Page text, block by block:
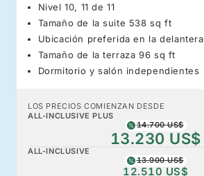
Nivel 10, 11 de 11
Tamaño de la suite 538 sq ft
Ubicación preferida en la delantera
Tamaño de la terraza 96 sq ft
Dormitorio y salón independientes
LOS PRECIOS COMIENZAN DESDE
ALL-INCLUSIVE PLUS
14.700 US$
13.230 US$
ALL-INCLUSIVE
13.900 US$
12.510 US$